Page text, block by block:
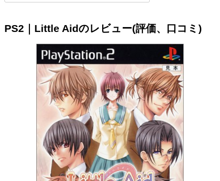
PS2｜Little Aidのレビュー(評価、口コミ)